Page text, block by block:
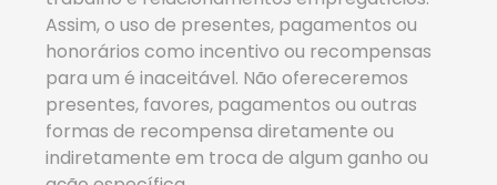
Assim, o uso de presentes, pagamentos ou
honorários como incentivo ou recompensas
para um é inaceitável. Não ofereceremos
presentes, favores, pagamentos ou outras
formas de recompensa diretamente ou
indiretamente em troca de algum ganho ou